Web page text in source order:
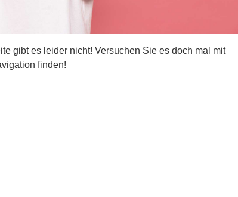
gibt es leider nicht! Versuchen Sie es doch mal mit
finden!